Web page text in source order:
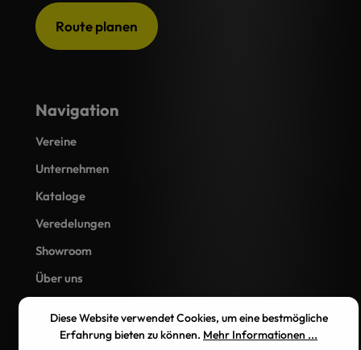
Navigation
Vereine
Unternehmen
Kataloge
Veredelungen
Showroom
Über uns
Route planen
Diese Website verwendet Cookies, um eine bestmögliche
Erfahrung bieten zu können. Mehr Informationen ...